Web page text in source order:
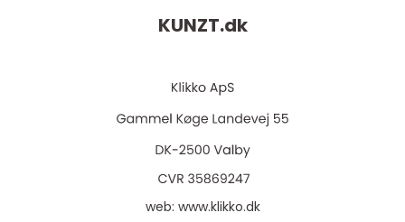
KUNZT.dk
web: www.klikko.dk